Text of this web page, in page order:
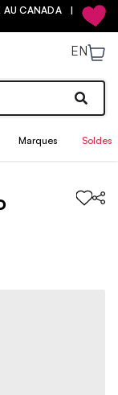
AU CANADA |
EN
Marques Soldes